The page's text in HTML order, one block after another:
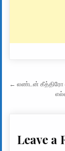
Post
← லண்டன் கீத்திரோ
Leave a